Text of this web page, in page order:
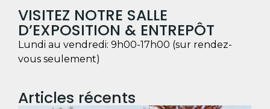
VISITEZ NOTRE SALLE
D’EXPOSITION & ENTREPÔT
Lundi au vendredi: 9h00-17h00 (sur rendez-
vous seulement)
Articles récents